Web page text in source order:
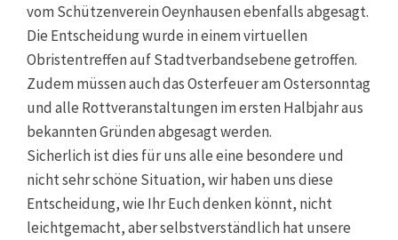
vom Schützenverein Oeynhausen ebenfalls abgesagt.
Die Entscheidung wurde in einem virtuellen
Obristentreffen auf Stadtverbandsebene getroffen.
Zudem müssen auch dasOsterfeueram Ostersonntag
und alle Rottveranstaltungen im ersten Halbjahr aus
bekannten Gründen abgesagt werden.
Sicherlich ist dies für uns alle eine besondere und
nicht sehr schöne Situation, wir haben uns diese
Entscheidung, wie Ihr Euch denken könnt, nicht
leichtgemacht, aber selbstverständlich hat unsere